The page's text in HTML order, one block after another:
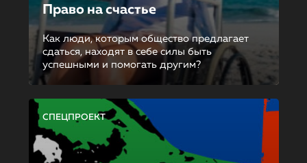
Право на счастье
Как люди, которым общество предлагает
сдаться, находят в себе силы быть
успешными и помогать другим?
СПЕЦПРОЕКТ